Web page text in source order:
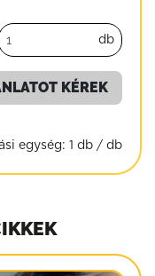
db
KÉREK
egység: 1 db / db